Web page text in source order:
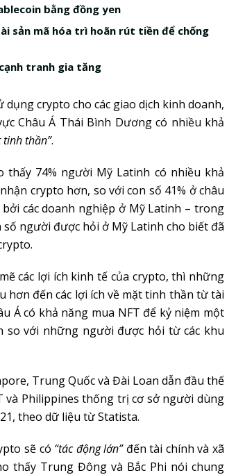
bằng đồng yen
sản mã hóa trì hoãn rút tiền để chống
tranh gia tăng
crypto cho các giao dịch kinh doanh,
Châu Á Thái Bình Dương có nhiều khả
tinh thần”.
74% người Mỹ Latinh có nhiều khả
crypto hơn, so với con số 41% ở châu
các doanh nghiệp ở Mỹ Latinh – trong
người được hỏi ở Mỹ Latinh cho biết đã
các lợi ích kinh tế của crypto, thì những
hơn đến các lợi ích về mặt tinh thần từ tài
Á có khả năng mua NFT để kỷ niệm một
so với những người được hỏi từ các khu
Trung Quốc và Đài Loan dẫn đầu thế
và Philippines thống trị cơ sở người dùng
theo dữ liệu từ Statista.
sẽ có “tác động lớn”đến tài chính và xã
thấy Trung Đông và Bắc Phi nói chung